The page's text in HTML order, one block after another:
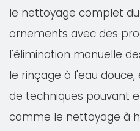
le nettoyage complet
ornements avec des
l'élimination manuelle
le rinçage à l'eau douce,
de techniques pouvant
comme le nettoyage à